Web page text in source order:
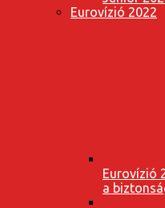
Eurovízió 2022
Eurovízió
a